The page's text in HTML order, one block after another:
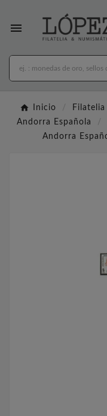

Inicio Filatelia
Andorra Española
Andorra